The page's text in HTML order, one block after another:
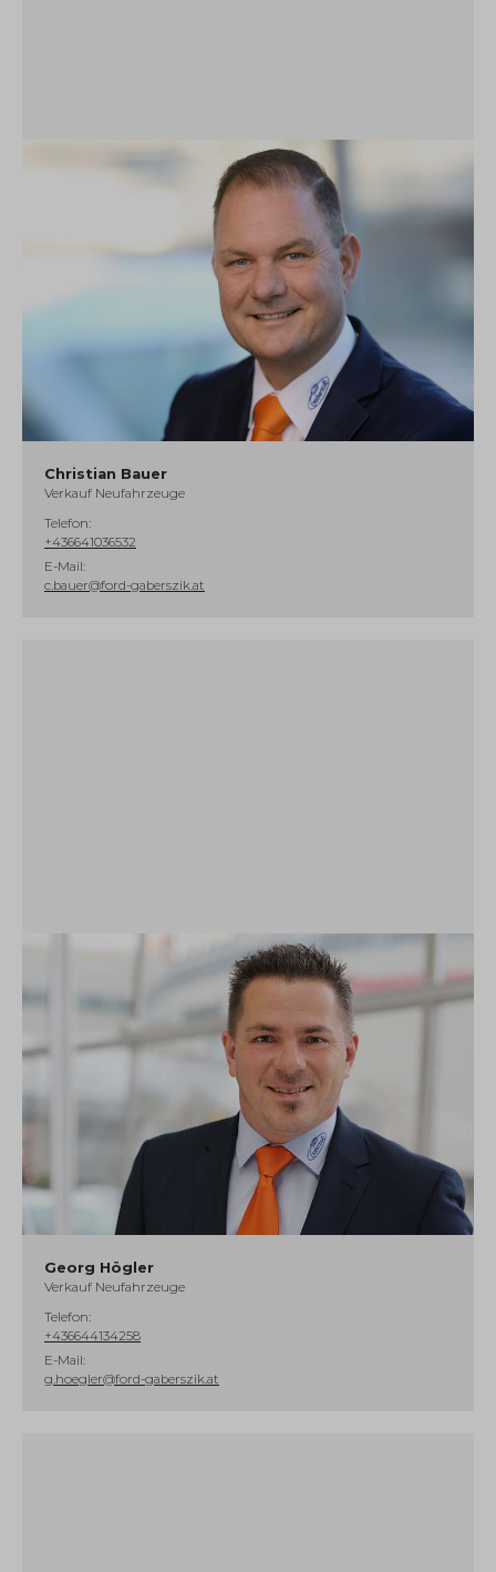
Christian Bauer
Verkauf Neufahrzeuge
Telefon:
+436641036532
E-Mail:
c.bauer@ford-gaberszik.at
Georg Högler
Verkauf Neufahrzeuge
Telefon:
+436644134258
E-Mail:
g.hoegler@ford-gaberszik.at